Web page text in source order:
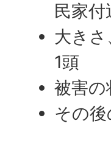
民家付
大き
1頭
被害の
その